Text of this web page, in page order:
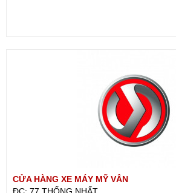
CỬA HÀNG XE MÁY MỸ VÂN